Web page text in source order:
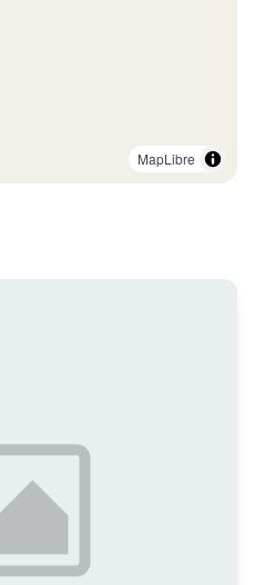
MapLibre